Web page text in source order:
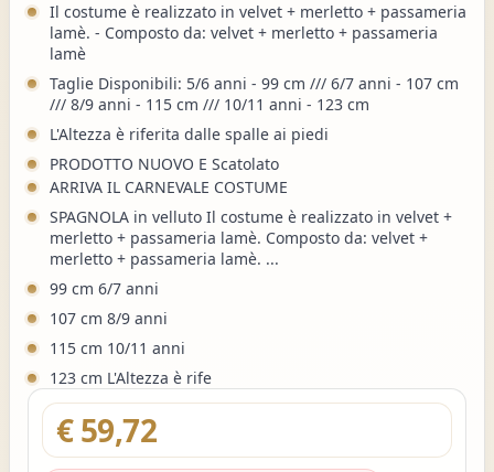
Il costume è realizzato in velvet + merletto + passameria
lamè. - Composto da: velvet + merletto + passameria
lamè
Taglie Disponibili: 5/6 anni - 99 cm /// 6/7 anni - 107 cm
/// 8/9 anni - 115 cm /// 10/11 anni - 123 cm
L'Altezza è riferita dalle spalle ai piedi
PRODOTTO NUOVO E Scatolato
ARRIVA IL CARNEVALE COSTUME
SPAGNOLA in velluto Il costume è realizzato in velvet +
merletto + passameria lamè. Composto da: velvet +
merletto + passameria lamè. ...
99 cm 6/7 anni
107 cm 8/9 anni
115 cm 10/11 anni
123 cm L'Altezza è rife
€ 59,72